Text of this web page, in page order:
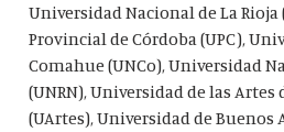
Universidad Nacional de La Rioja
Provincial de Córdoba (UPC),
Comahue (UNCo), Universidad
(UNRN), Universidad de las Artes
(UArtes), Universidad de Buenos